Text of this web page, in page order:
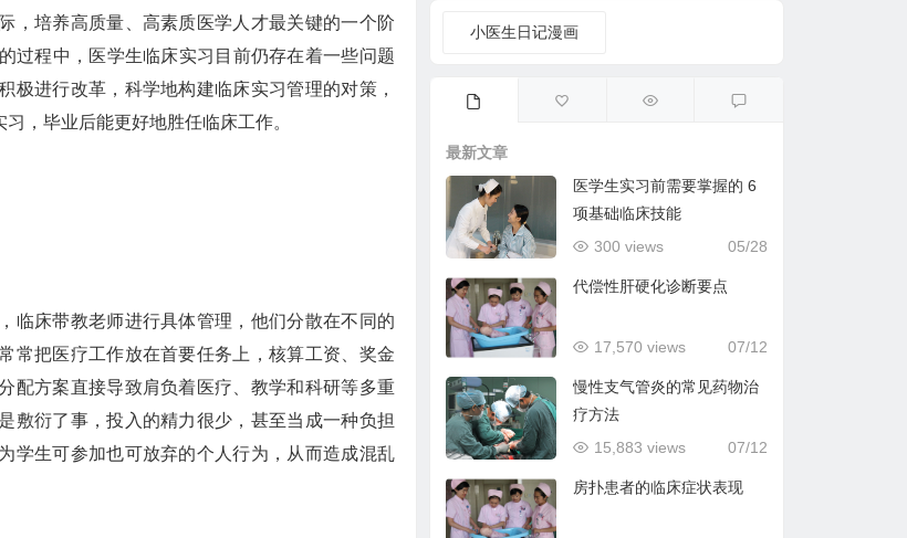
，培养高质量、高素质医学人才最关键的一个阶
过程中，医学生临床实习目前仍存在着一些问题
进行改革，科学地构建临床实习管理的对策，
，毕业后能更好地胜任临床工作。
床带教老师进行具体管理，他们分散在不同的
常把医疗工作放在首要任务上，核算工资、奖金
配方案直接导致肩负着医疗、教学和科研等多重
敷衍了事，投入的精力很少，甚至当成一种负担
学生可参加也可放弃的个人行为，从而造成混乱
小医生日记漫画
最新文章
医学生实习前需要掌握的 6
项基础临床技能
05/28
300 views
代偿性肝硬化诊断要点
07/12
17,570 views
慢性支气管炎的常见药物治
疗方法
07/12
15,883 views
房扑患者的临床症状表现